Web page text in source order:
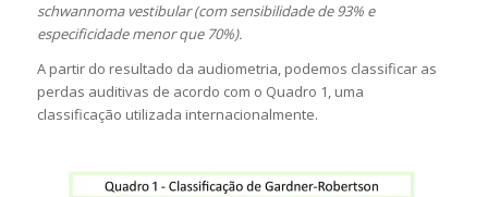
schwannoma vestibular (com sensibilidade de 93% e
especificidade menor que 70%).
A partir do resultado da audiometria, podemos classificar as
perdas auditivas de acordo com o Quadro 1, uma
classificação utilizada internacionalmente.